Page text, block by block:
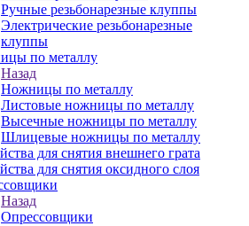
Ручные резьбонарезные клуппы
Электрические резьбонарезные
клуппы
по металлу
Назад
Ножницы по металлу
Листовые ножницы по металлу
Высечные ножницы по металлу
Шлицевые ножницы по металлу
для снятия внешнего грата
для снятия оксидного слоя
Назад
Опрессовщики